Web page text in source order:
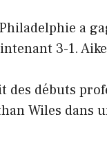
a
3-1.
des débuts
Wiles dans